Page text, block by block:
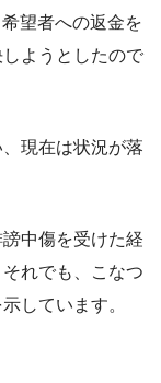
望者への返金を
ようとしたので
現在は状況が落
中傷を受けた経
れでも、こなつ
しています。